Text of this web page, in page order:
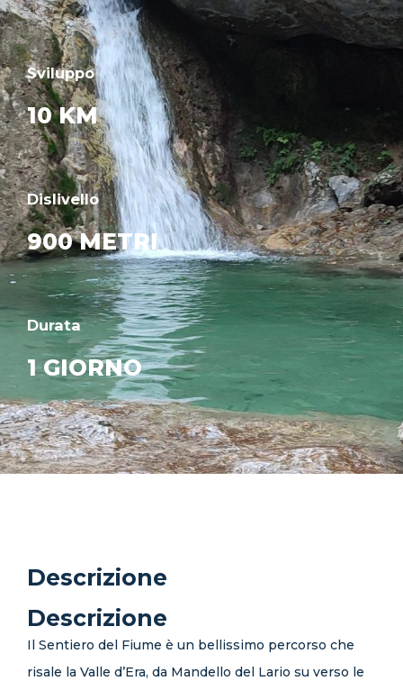
Sviluppo
10 KM
Dislivello
900 METRI
Durata
1 GIORNO
Descrizione
Descrizione
Il Sentiero del Fiume è un bellissimo percorso che
risale la Valle d’Era, da Mandello del Lario su verso le